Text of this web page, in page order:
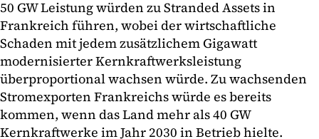
50 GW Leistung würden zu Stranded Assets in
Frankreich führen, wobei der wirtschaftliche
Schaden mit jedem zusätzlichem Gigawatt
modernisierter Kernkraftwerksleistung
überproportional wachsen würde. Zu wachsenden
Stromexporten Frankreichs würde es bereits
kommen, wenn das Land mehr als 40 GW
Kernkraftwerke im Jahr 2030 in Betrieb hielte.